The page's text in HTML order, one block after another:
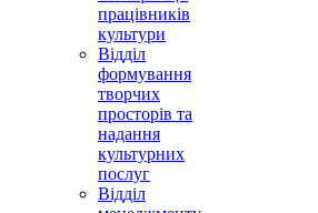
працівників
культури
Відділ
формування
творчих
просторів та
надання
культурних
послуг
Відділ